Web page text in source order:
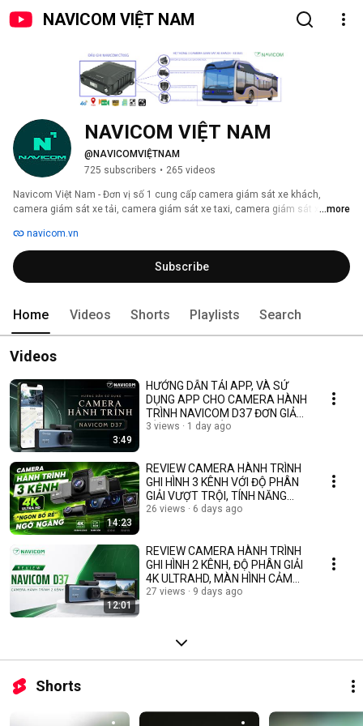
NAVICOM VIỆT NAM
NAVICOM VIỆT NAM
@NAVICOMVIỆTNAM
725 subscribers • 265 videos
Navicom Việt Nam - Đơn vị số 1 cung cấp camera giám sát xe khách,
camera giám sát xe tải, camera giám sát xe taxi, camera giám sát xe bồn,
...more
navicom.vn
Subscribe
Home Videos Shorts Playlists Search
Videos
3:49
HƯỚNG DẪN TẢI APP, VÀ SỬ
DỤNG APP CHO CAMERA HÀNH
TRÌNH NAVICOM D37 ĐƠN GIẢN
VÀ NHANH CHÓNG
3 views 1 day ago
14:23
REVIEW CAMERA HÀNH TRÌNH
GHI HÌNH 3 KÊNH VỚI ĐỘ PHÂN
GIẢI VƯỢT TRỘI, TÍNH NĂNG
HIỆN ĐẠI-NAVICOM T4K
26 views 6 days ago
12:01
REVIEW CAMERA HÀNH TRÌNH
GHI HÌNH 2 KÊNH, ĐỘ PHÂN GIẢI
4K ULTRAHD, MÀN HÌNH CẢM
ỨNG- NAVICOM D37
27 views 9 days ago
Shorts